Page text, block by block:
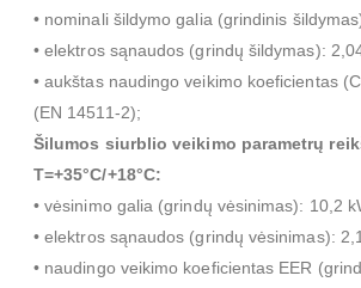
• nominali šildymo galia (grindinis
• elektros sąnaudos (grindų šildymas):
• aukštas naudingo veikimo koeficientas
(EN 14511-2);
Šilumos siurblio veikimo parametrų
T=+35°C/+18°C:
• vėsinimo galia (grindų vėsinimas): 10,2
• elektros sąnaudos (grindų vėsinimas):
• naudingo veikimo koeficientas EER